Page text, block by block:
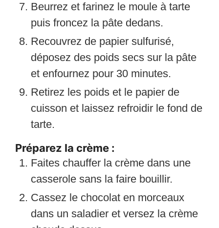
Beurrez et farinez le moule à tarte
puis froncez la pâte dedans.
Recouvrez de papier sulfurisé,
déposez des poids secs sur la pâte
et enfournez pour 30 minutes.
Retirez les poids et le papier de
cuisson et laissez refroidir le fond de
tarte.
Préparez la crème :
Faites chauffer la crème dans une
casserole sans la faire bouillir.
Cassez le chocolat en morceaux
dans un saladier et versez la crème